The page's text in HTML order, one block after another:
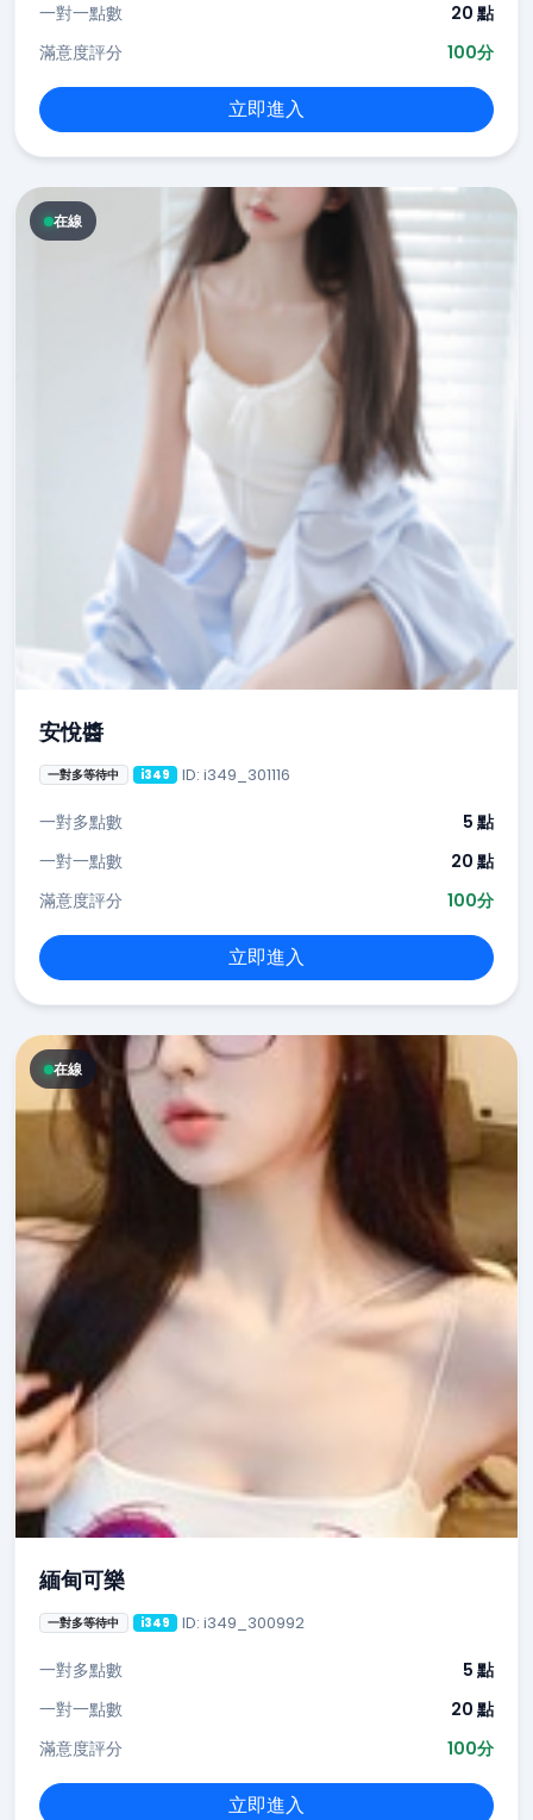
一對一點數
20 點
滿意度評分
100分
立即進入
在線
安悅醬
一對多等待中 i349 ID: i349_301116
一對多點數
5 點
一對一點數
20 點
滿意度評分
100分
立即進入
在線
緬甸可樂
一對多等待中 i349 ID: i349_300992
一對多點數
5 點
一對一點數
20 點
滿意度評分
100分
立即進入